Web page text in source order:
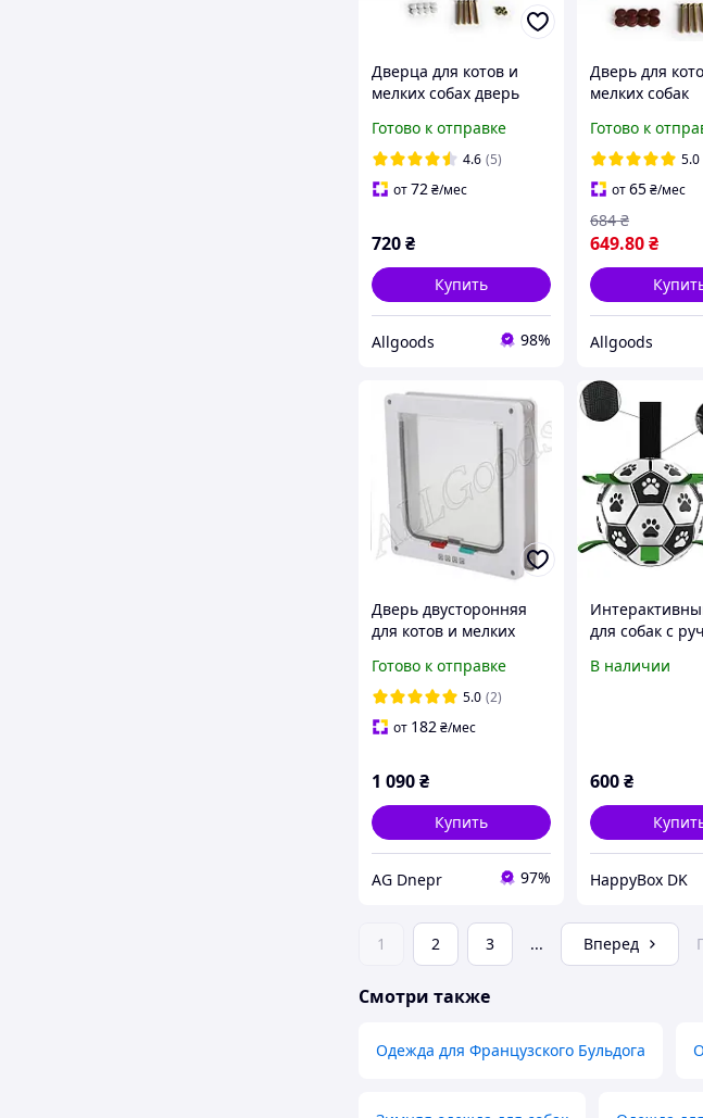
Дверца для котов и
мелких собах дверь
домашних животных
Готово к отправке
4.6 (5)
от72₴/мес
720₴
Купить
Allgoods 98%
Дверь для
мелких собак
Готово к
5.0
от65₴/мес
649.80₴
684 ₴
Allgoods
Дверь двусторонняя
для котов и мелких
(28х25х5,5см)
Готово к отправке
5.0 (2)
от 182₴/мес
1 090₴
Купить
AG Dnepr 97%
для собак с
В наличии
600₴
HappyBox DK
1 2 3 ... Вперед
Смотри также
Одежда для Французского Бульдога